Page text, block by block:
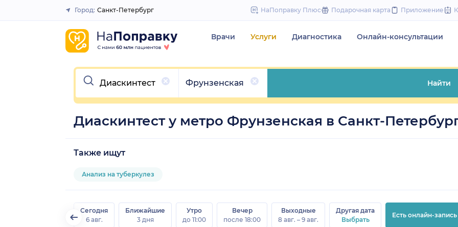
to
Закрыть
Город: Санкт-Петербург НаПоправку Плюс Подарочная карта Приложение
Врачи Услуги Диагностика Онлайн-консультации
Очистить
Фрунзенская
Найти
Диаскинтест у метро Фрунзенская в Санкт-
Также ищут
Анализ на туберкулез
Сегодня
6 авг.
Ближайшие
3 дня
Утро
до 11:00
Вечер
после 18:00
Выходные
8 авг. – 9 авг.
Другая дата
Выбрать
Есть онлайн-запись